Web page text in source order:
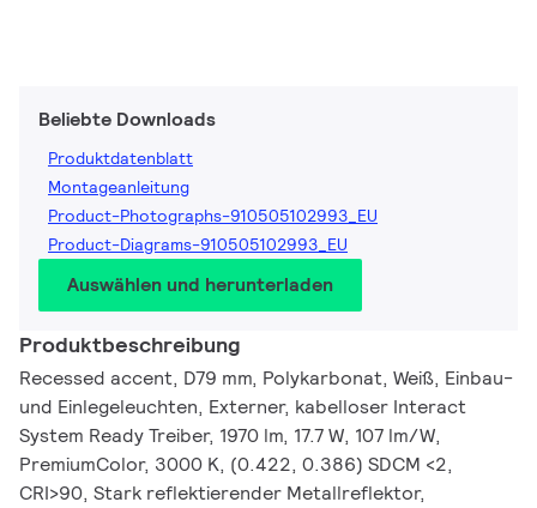
Beliebte Downloads
Produktdatenblatt
Montageanleitung
Product-Photographs-910505102993_EU
Product-Diagrams-910505102993_EU
Auswählen und herunterladen
Produktbeschreibung
Recessed accent, D79 mm, Polykarbonat, Weiß, Einbau-
und Einlegeleuchten, Externer, kabelloser Interact
System Ready Treiber, 1970 lm, 17.7 W, 107 lm/W,
PremiumColor, 3000 K, (0.422, 0.386) SDCM <2,
CRI>90, Stark reflektierender Metallreflektor,